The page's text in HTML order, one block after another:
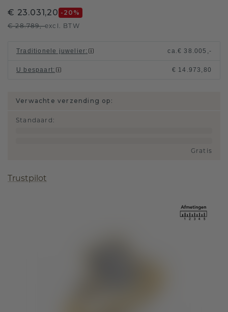
€ 23.031,20 -20 %
€ 28.789,-excl. BTW
Traditionele juwelier: ca.€ 38.005,-
U bespaart: € 14.973,80
Verwachte verzending op:
Standaard :
Gratis
Trustpilot